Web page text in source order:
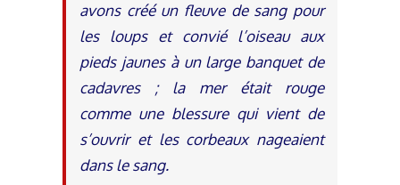
avons créé un fleuve de sang pour
les loups et convié l’oiseau aux
pieds jaunes à un large banquet de
cadavres ; la mer était rouge
comme une blessure qui vient de
s’ouvrir et les corbeaux nageaient
dans le sang.